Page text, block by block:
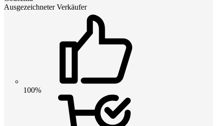
Ausgezeichneter Verkäufer
100%